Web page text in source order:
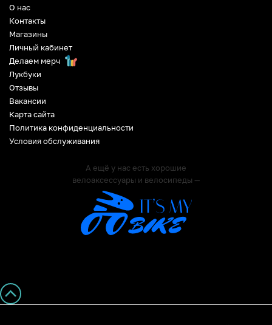
О нас
Контакты
Магазины
Личный кабинет
Делаем мерч
Лукбуки
Отзывы
Вакансии
Карта сайта
Политика конфиденциальности
Условия обслуживания
А ещё у нас есть хорошие
велоаксессуары и велосипеды —